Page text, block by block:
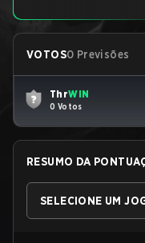
VOTOS0 Previsões
ThrWIN
0 Votos
RESUMO DA
SELECIONE UM